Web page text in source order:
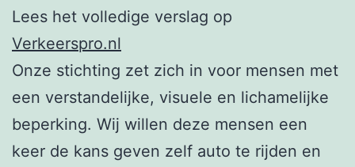
Lees het volledige verslag op
Verkeerspro.nl
Onze stichting zet zich in voor mensen met
een verstandelijke, visuele en lichamelijke
beperking. Wij willen deze mensen een
keer de kans geven zelf auto te rijden en